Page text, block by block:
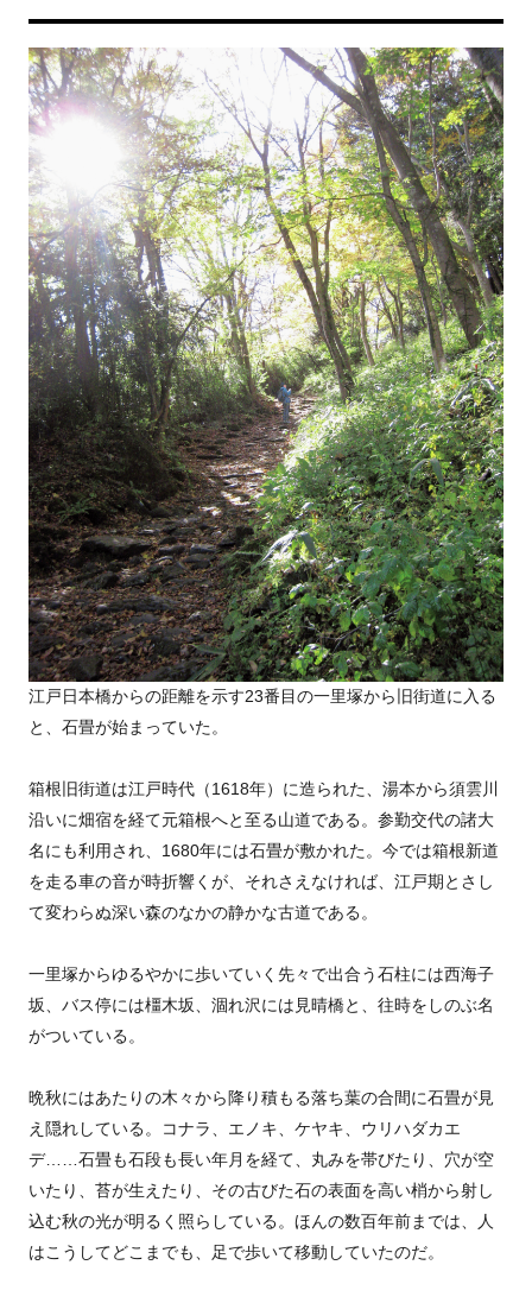
江戸日本橋からの距離を示す23番目の一里塚から旧街道に入る
と、石畳が始まっていた。
箱根旧街道は江戸時代（1618年）に造られた、湯本から須雲川
沿いに畑宿を経て元箱根へと至る山道である。参勤交代の諸大
名にも利用され、1680年には石畳が敷かれた。今では箱根新道
を走る車の音が時折響くが、それさえなければ、江戸期とさし
て変わらぬ深い森のなかの静かな古道である。
一里塚からゆるやかに歩いていく先々で出合う石柱には西海子
坂、バス停には橿木坂、涸れ沢には見晴橋と、往時をしのぶ名
がついている。
晩秋にはあたりの木々から降り積もる落ち葉の合間に石畳が見
え隠れしている。コナラ、エノキ、ケヤキ、ウリハダカエ
デ……石畳も石段も長い年月を経て、丸みを帯びたり、穴が空
いたり、苔が生えたり、その古びた石の表面を高い梢から射し
込む秋の光が明るく照らしている。ほんの数百年前までは、人
はこうしてどこまでも、足で歩いて移動していたのだ。